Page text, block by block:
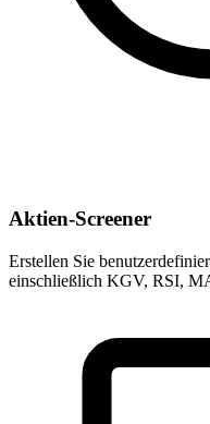
Aktien-Screener
Erstellen Sie
einschließlich KGV, RSI,